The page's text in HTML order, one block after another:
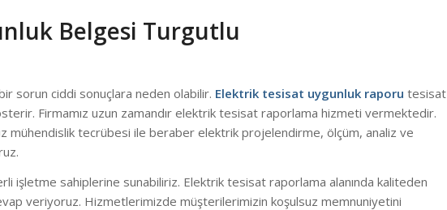
Belgesi Turgutlu
sorun ciddi sonuçlara neden olabilir. Elektrik tesisat uygunluk raporu tesisat
Firmamız uzun zamandır elektrik tesisat raporlama hizmeti vermektedir.
mühendislik tecrübesi ile beraber elektrik projelendirme, ölçüm, analiz ve
işletme sahiplerine sunabiliriz. Elektrik tesisat raporlama alanında kaliteden
veriyoruz. Hizmetlerimizde müşterilerimizin koşulsuz memnuniyetini